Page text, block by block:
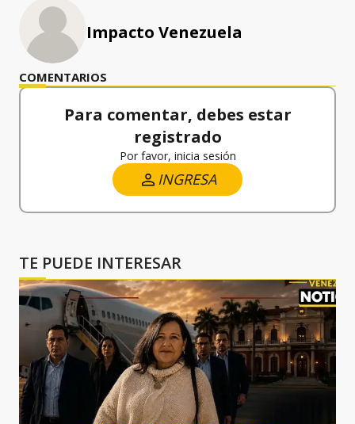
Impacto Venezuela
COMENTARIOS
Para comentar, debes estar
registrado
Por favor, inicia sesión
INGRESA
TE PUEDE INTERESAR